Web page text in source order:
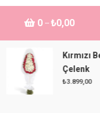
0 ₺0,00
Kırmızı Beyaz
Çelenk
3.899,00